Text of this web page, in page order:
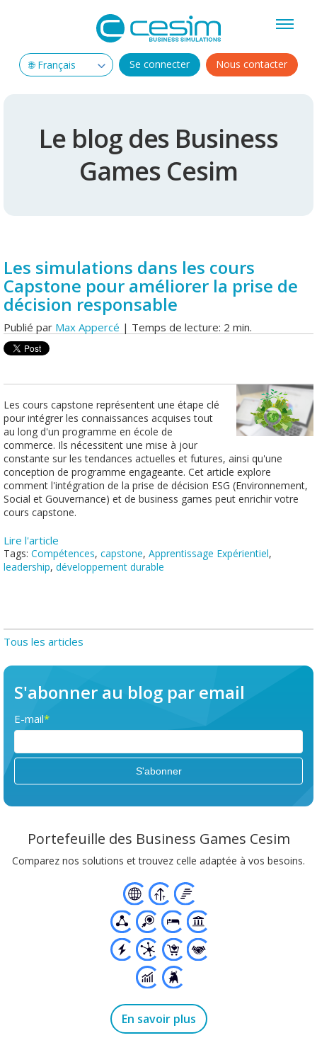
Se connecter Nous contacter
Le blog des Business
Games Cesim
Les simulations dans les cours
Capstone pour améliorer la prise de
décision responsable
Publié par Max Appercé | Temps de lecture: 2 min.
Les cours capstone représentent une étape clé
pour intégrer les connaissances acquises tout
au long d'un programme en école de
commerce. Ils nécessitent une mise à jour
constante sur les tendances actuelles et futures, ainsi qu'une
conception de programme engageante. Cet article explore
comment l'intégration de la prise de décision ESG (Environnement,
Social et Gouvernance) et de business games peut enrichir votre
cours capstone.
Lire l'article
Tags: Compétences, capstone, Apprentissage Expérientiel,
leadership, développement durable
Tous les articles
S'abonner au blog par email
E-mail*
Portefeuille des Business Games Cesim
Comparez nos solutions et trouvez celle adaptée à vos besoins.
En savoir plus